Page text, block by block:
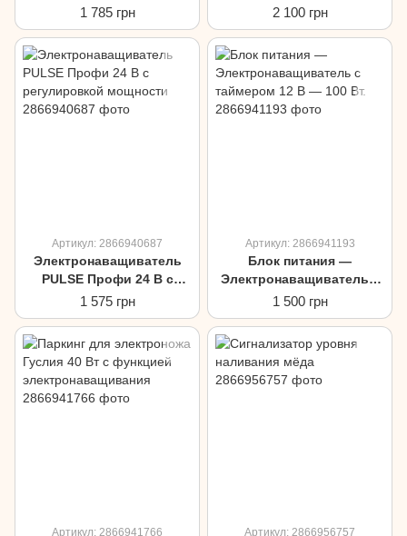
регулировкой мощности
и таймером времени
1 785 грн
блоком питания
2 100 грн
Артикул: 2866940687
Электронаващиватель
PULSE Профи 24 В с
регулировкой мощности
1 575 грн
Артикул: 2866941193
Блок питания —
Электронаващиватель с
таймером 12 В — 100 Вт.
1 500 грн
Артикул: 2866941766 Артикул: 2866956757